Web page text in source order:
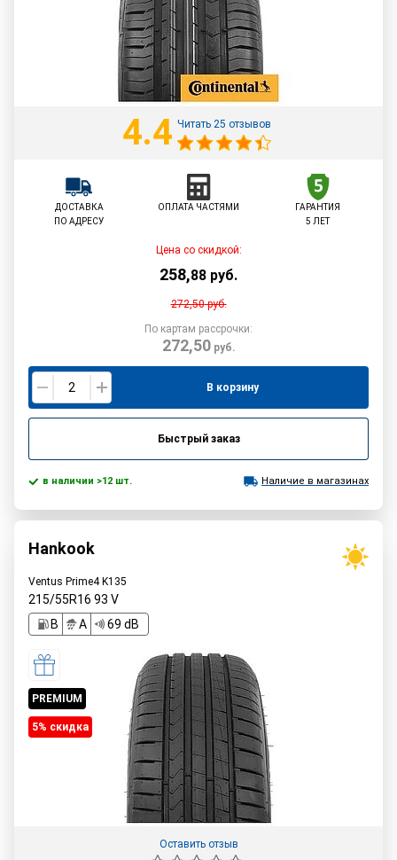
4.4 Читать 25 отзывов
ДОСТАВКА
ПО АДРЕСУ
ОПЛАТА ЧАСТЯМИ
ГАРАНТИЯ
5 ЛЕТ
Цена со скидкой:
258,88 руб.
272,50руб.
По картам рассрочки:
272,50руб.
В корзину
Быстрый заказ
в наличии >12 шт. Наличие в магазинах
Hankook
Ventus Prime4 K135
215/55R16 93 V
B
A 69 dB
PREMIUM
5% cкидка
Оставить отзыв